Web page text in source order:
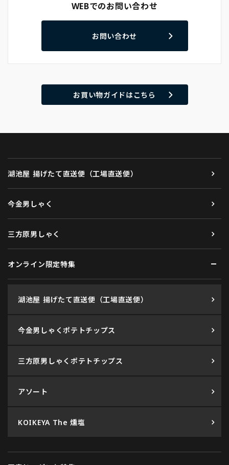
WEBでのお問い合わせ
お問い合わせ
お買い物ガイドはこちら
湖池屋 揚げたて直送便（工場直送便）
今金男しゃく
三方原男しゃく
オンライン限定特集
湖池屋 揚げたて直送便（工場直送便）
今金男しゃくポテトチップス
三方原男しゃくポテトチップス
アソート
KOIKEYA The 燻塩